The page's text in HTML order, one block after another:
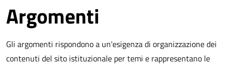
Argomenti
Gli argomenti rispondono a un'esigenza di organizzazione dei
contenuti del sito istituzionale per temi e rappresentano le